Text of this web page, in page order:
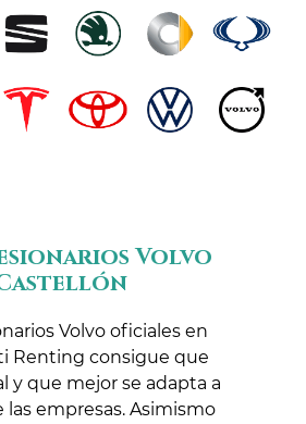
Volvo
Volvo oficiales en
Renting consigue que
y que mejor se adapta a
las empresas. Asimismo